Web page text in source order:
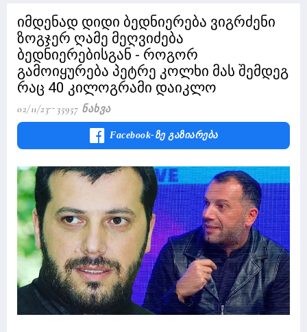
იმდენად დიდი ბედნიერება ვიგრძენი
ზოგჯერ ღამე მეღვიძება
ბედნიერებისგან - როგორ
გამოიყურება პეტრე კოლხი მას შემდეგ
რაც 40 კილოგრამი დაიკლო
02/11/23 35957 Ნახვა
Facebook-Ზე Გაზიარება